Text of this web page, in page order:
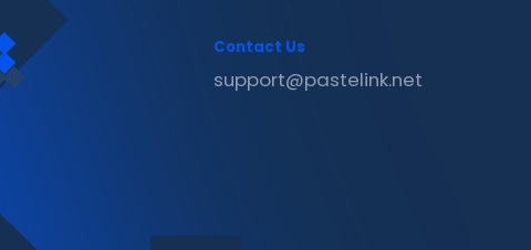
Contact Us
support@pastelink.net